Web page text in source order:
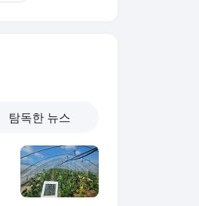
탐독한 뉴스